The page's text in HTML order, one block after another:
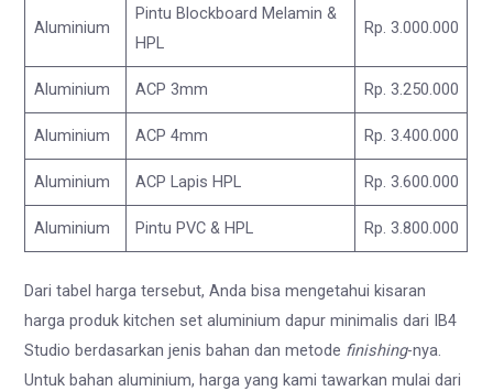
Aluminium
Pintu Blockboard Melamin &
HPL
Rp. 3.000.000
Aluminium ACP 3mm Rp. 3.250.000
Aluminium ACP 4mm Rp. 3.400.000
Aluminium ACP Lapis HPL Rp. 3.600.000
Aluminium Pintu PVC & HPL Rp. 3.800.000
Dari tabel harga tersebut, Anda bisa mengetahui kisaran
harga produk kitchen set aluminium dapur minimalis dari IB4
Studio berdasarkan jenis bahan dan metode finishing-nya.
Untuk bahan aluminium, harga yang kami tawarkan mulai dari